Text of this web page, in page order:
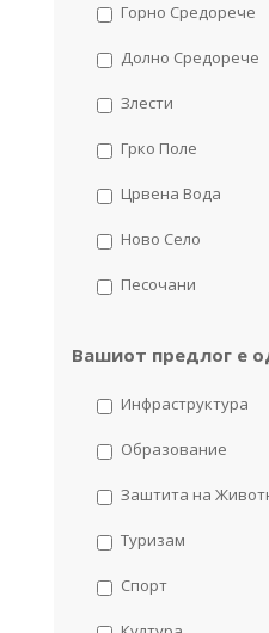
Горно Средорече
Долно Средорече
Злести
Грко Поле
Црвена Вода
Ново Село
Песочани
Вашиот предлог е
Инфраструктура
Образование
Заштита на
Туризам
Спорт